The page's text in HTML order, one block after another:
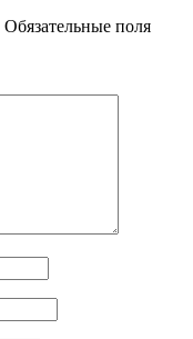
Обязательные поля